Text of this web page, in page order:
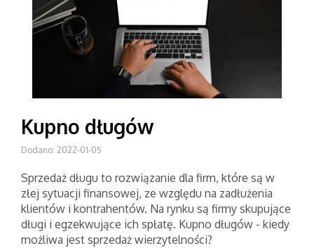
Kupno długów
Dodano: 2022-01-05
Sprzedaż długu to rozwiązanie dla firm, które są w
złej sytuacji finansowej, ze względu na zadłużenia
klientów i kontrahentów. Na rynku są firmy skupujące
długi i egzekwujące ich spłatę. Kupno długów - kiedy
możliwa jest sprzedaż wierzytelności?